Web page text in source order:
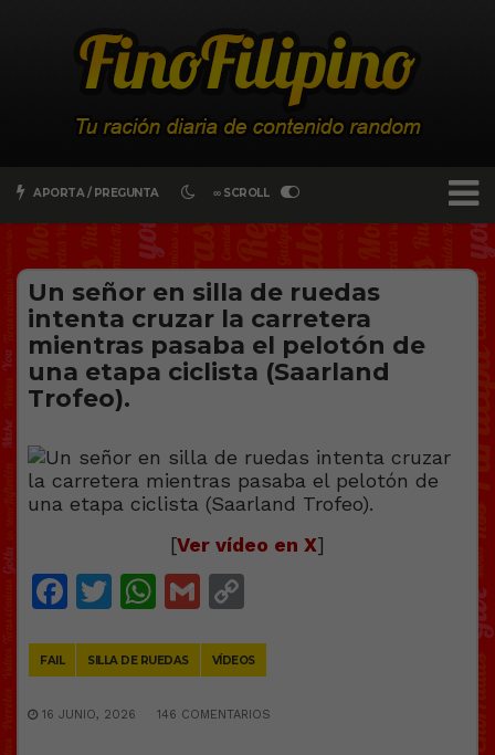
APORTA / PREGUNTA ∞ SCROLL
Un señor en silla de ruedas
intenta cruzar la carretera
mientras pasaba el pelotón de
una etapa ciclista (Saarland
Trofeo).
[Ver vídeo en X]
Facebook
Twitter
WhatsApp
Gmail
FAIL SILLA DE RUEDAS VÍDEOS
16 JUNIO, 2026 146 COMENTARIOS